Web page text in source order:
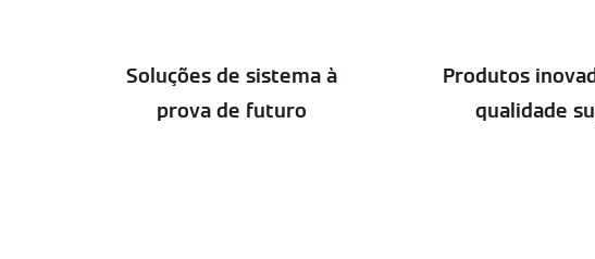
Soluções de sistema à
prova de futuro
Produtos
qualidade